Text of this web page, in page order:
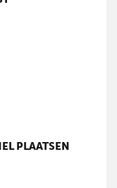
PLAATSEN